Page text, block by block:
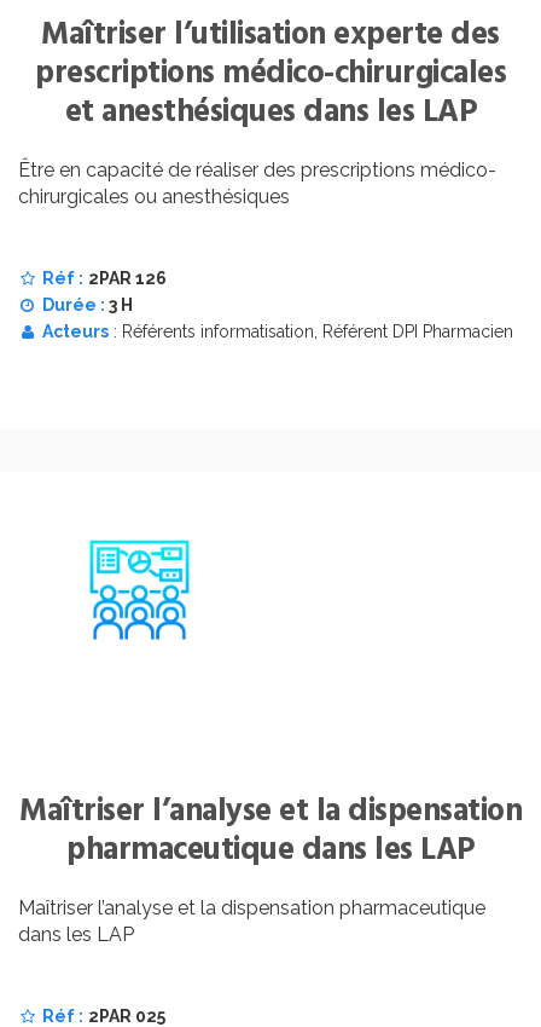
Maîtriser l’utilisation experte des
prescriptions médico-chirurgicales
et anesthésiques dans les LAP
Être en capacité de réaliser des prescriptions médico-
chirurgicales ou anesthésiques
Réf : 2PAR 126
Durée : 3 H
Acteurs : Référents informatisation, Référent DPI Pharmacien
Maîtriser l’analyse et la dispensation
pharmaceutique dans les LAP
Maîtriser l’analyse et la dispensation pharmaceutique
dans les LAP
Réf : 2PAR 025